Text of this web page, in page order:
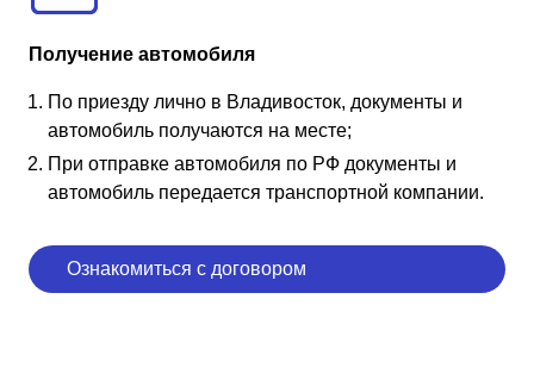
Получение автомобиля
По приезду лично в Владивосток, документы и
автомобиль получаются на месте;
При отправке автомобиля по РФ документы и
автомобиль передается транспортной компании.
Ознакомиться с договором